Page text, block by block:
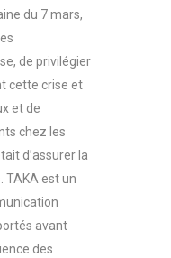
du 7 mars,
de privilégier
cette crise et
et de
chez les
d’assurer la
TAKA est un
avant
des